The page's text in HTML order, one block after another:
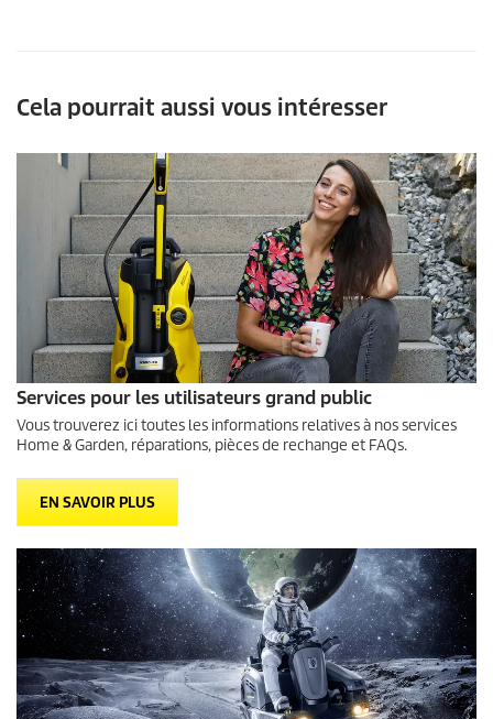
Cela pourrait aussi vous intéresser
Services pour les utilisateurs grand public
Vous trouverez ici toutes les informations relatives à nos services
Home & Garden, réparations, pièces de rechange et FAQs.
EN SAVOIR PLUS